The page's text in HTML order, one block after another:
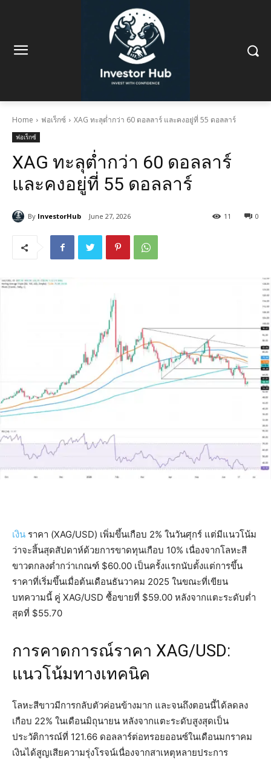
Home ฟอเร็กซ์ XAG ทะลุต่ำกว่า 60 ดอลลาร์ และคงอยู่ที่ 55 ดอลลาร์
ฟอเร็กซ์
XAG ทะลุต่ำกว่า 60 ดอลลาร์
และคงอยู่ที่ 55 ดอลลาร์
By InvestorHub June 27, 2026 0
11
เงิน ราคา (XAG/USD) เพิ่มขึ้นเกือบ 2% ในวันศุกร์ แต่มีแนวโน้ม
ว่าจะสิ้นสุดสัปดาห์ด้วยการขาดทุนเกือบ 10% เนื่องจากโลหะสี
ขาวตกลงต่ำกว่าเกณฑ์ $60.00 เป็นครั้งแรกนับตั้งแต่การขึ้น
ราคาที่เริ่มขึ้นเมื่อต้นเดือนธันวาคม 2025 ในขณะที่เขียน
บทความนี้ คู่ XAG/USD ซื้อขายที่ $59.00 หลังจากแตะระดับต่ำ
สุดที่ $55.70
การคาดการณ์ราคา XAG/USD:
แนวโน้มทางเทคนิค
โลหะสีขาวมีการกลับตัวค่อนข้างมาก และจนถึงตอนนี้ได้ลดลง
เกือบ 22% ในเดือนมิถุนายน หลังจากแตะระดับสูงสุดเป็น
ประวัติการณ์ที่ 121.66 ดอลลาร์ต่อทรอยออนซ์ในเดือนมกราคม
เงินได้สูญเสียความรุ่งโรจน์เนื่องจากสาเหตุหลายประการ